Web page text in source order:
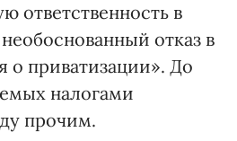
ответственность в
отказ в
о приватизации». До
налогами
прочим.